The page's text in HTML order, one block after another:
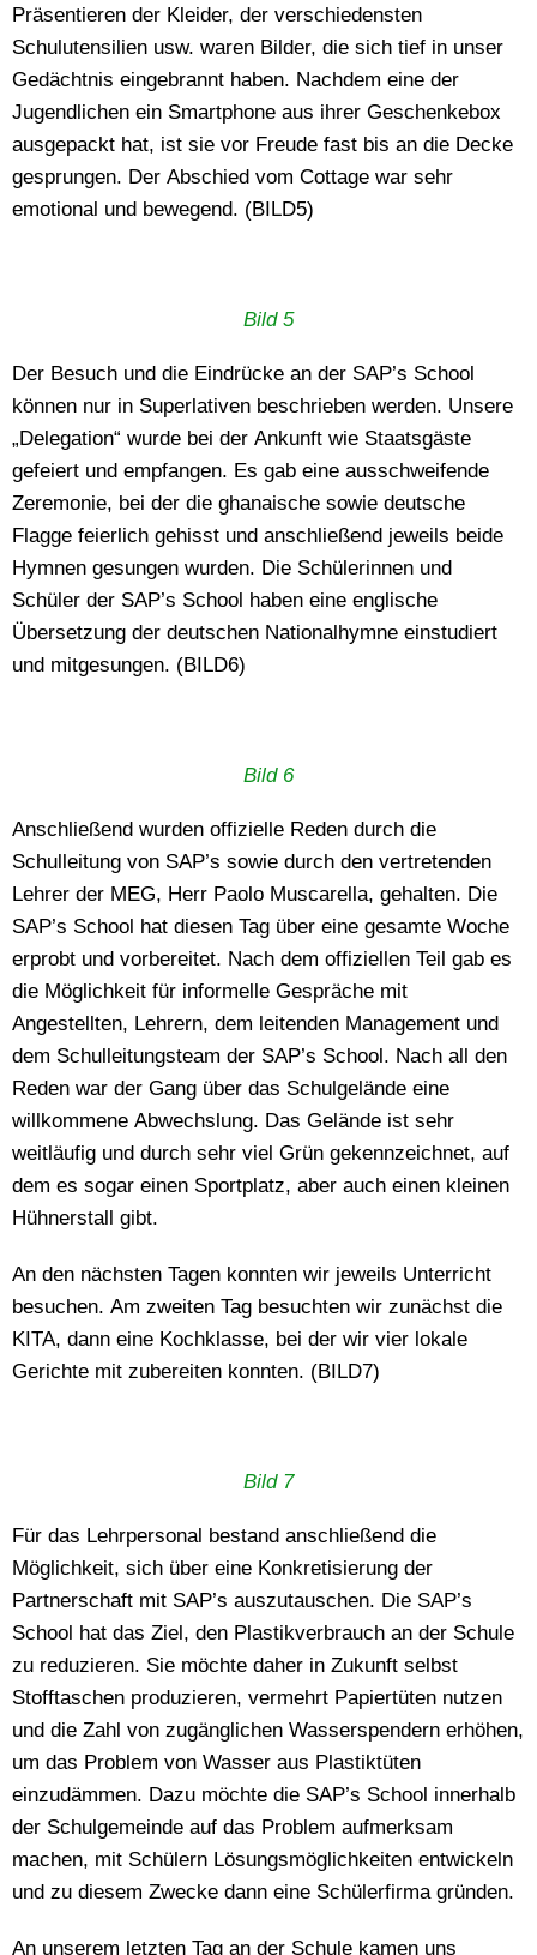
Präsentieren der Kleider, der verschiedensten
Schulutensilien usw. waren Bilder, die sich tief in unser
Gedächtnis eingebrannt haben. Nachdem eine der
Jugendlichen ein Smartphone aus ihrer Geschenkebox
ausgepackt hat, ist sie vor Freude fast bis an die Decke
gesprungen. Der Abschied vom Cottage war sehr
emotional und bewegend. (BILD5)
Bild 5
Der Besuch und die Eindrücke an der SAP’s School
können nur in Superlativen beschrieben werden. Unsere
„Delegation“ wurde bei der Ankunft wie Staatsgäste
gefeiert und empfangen. Es gab eine ausschweifende
Zeremonie, bei der die ghanaische sowie deutsche
Flagge feierlich gehisst und anschließend jeweils beide
Hymnen gesungen wurden. Die Schülerinnen und
Schüler der SAP’s School haben eine englische
Übersetzung der deutschen Nationalhymne einstudiert
und mitgesungen. (BILD6)
Bild 6
Anschließend wurden offizielle Reden durch die
Schulleitung von SAP’s sowie durch den vertretenden
Lehrer der MEG, Herr Paolo Muscarella, gehalten. Die
SAP’s School hat diesen Tag über eine gesamte Woche
erprobt und vorbereitet. Nach dem offiziellen Teil gab es
die Möglichkeit für informelle Gespräche mit
Angestellten, Lehrern, dem leitenden Management und
dem Schulleitungsteam der SAP’s School. Nach all den
Reden war der Gang über das Schulgelände eine
willkommene Abwechslung. Das Gelände ist sehr
weitläufig und durch sehr viel Grün gekennzeichnet, auf
dem es sogar einen Sportplatz, aber auch einen kleinen
Hühnerstall gibt.
An den nächsten Tagen konnten wir jeweils Unterricht
besuchen. Am zweiten Tag besuchten wir zunächst die
KITA, dann eine Kochklasse, bei der wir vier lokale
Gerichte mit zubereiten konnten. (BILD7)
Bild 7
Für das Lehrpersonal bestand anschließend die
Möglichkeit, sich über eine Konkretisierung der
Partnerschaft mit SAP’s auszutauschen. Die SAP’s
School hat das Ziel, den Plastikverbrauch an der Schule
zu reduzieren. Sie möchte daher in Zukunft selbst
Stofftaschen produzieren, vermehrt Papiertüten nutzen
und die Zahl von zugänglichen Wasserspendern erhöhen,
um das Problem von Wasser aus Plastiktüten
einzudämmen. Dazu möchte die SAP’s School innerhalb
der Schulgemeinde auf das Problem aufmerksam
machen, mit Schülern Lösungsmöglichkeiten entwickeln
und zu diesem Zwecke dann eine Schülerfirma gründen.
An unserem letzten Tag an der Schule kamen uns